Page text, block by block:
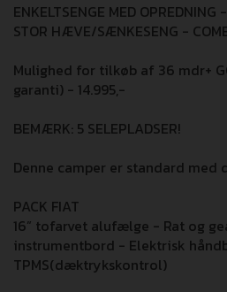
ENKELTSENGE MED
STOR HÆVE/SÆNKESENG -
Mulighed for tilkøb af 36 mdr+
garanti) - 14.995,-
BEMÆRK: 5 SELEPLADSER!
Denne camper er standard med
PACK FIAT
16” tofarvet alufælge - Rat og
instrumentbord - Elektrisk
TPMS(dæktrykskontrol)